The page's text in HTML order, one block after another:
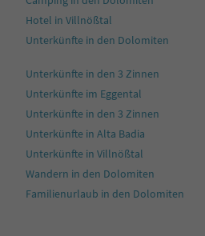
Hotel in Villnößtal
Unterkünfte in den Dolomiten
Unterkünfte in den 3 Zinnen
Unterkünfte im Eggental
Unterkünfte in den 3 Zinnen
Unterkünfte in Alta Badia
Unterkünfte in Villnößtal
Wandern in den Dolomiten
Familienurlaub in den Dolomiten